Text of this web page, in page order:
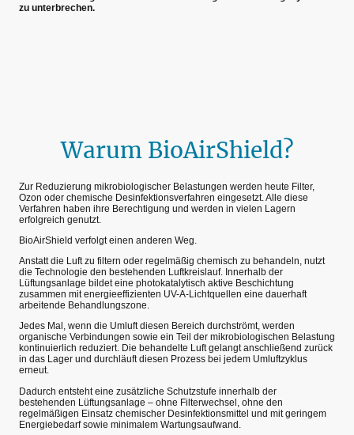
zu unterbrechen.
Warum BioAirShield?
Zur Reduzierung mikrobiologischer Belastungen werden heute Filter,
Ozon oder chemische Desinfektionsverfahren eingesetzt. Alle diese
Verfahren haben ihre Berechtigung und werden in vielen Lagern
erfolgreich genutzt.
BioAirShield verfolgt einen anderen Weg.
Anstatt die Luft zu filtern oder regelmäßig chemisch zu behandeln, nutzt
die Technologie den bestehenden Luftkreislauf. Innerhalb der
Lüftungsanlage bildet eine photokatalytisch aktive Beschichtung
zusammen mit energieeffizienten UV-A-Lichtquellen eine dauerhaft
arbeitende Behandlungszone.
Jedes Mal, wenn die Umluft diesen Bereich durchströmt, werden
organische Verbindungen sowie ein Teil der mikrobiologischen Belastung
kontinuierlich reduziert. Die behandelte Luft gelangt anschließend zurück
in das Lager und durchläuft diesen Prozess bei jedem Umluftzyklus
erneut.
Dadurch entsteht eine zusätzliche Schutzstufe innerhalb der
bestehenden Lüftungsanlage – ohne Filterwechsel, ohne den
regelmäßigen Einsatz chemischer Desinfektionsmittel und mit geringem
Energiebedarf sowie minimalem Wartungsaufwand.